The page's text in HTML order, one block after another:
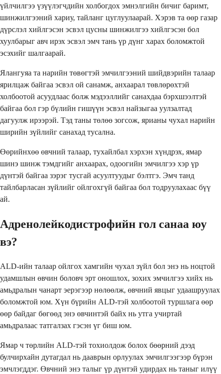
үйлчилгээ үзүүлэгчдийн холбогдох эмнэлгийн бичиг баримт,
шинжилгээний хариу, тайланг цуглуулаарай. Хэрэв та өөр газар
дүрслэл хийлгэсэн эсвэл цусны шинжилгээ хийлгэсэн бол
хуулбарыг авч ирэх эсвэл эмч тань үр дүнг харах боломжтой
эсэхийг шалгаарай.
Ялангуяа та нарийн төвөгтэй эмчилгээний шийдвэрийн талаар
ярилцаж байгаа эсвэл ой санамж, анхаарал төвлөрөхтэй
холбоотой асуудлаас болж мэдээллийг санахдаа бэрхшээлтэй
байгаа бол гэр бүлийн гишүүн эсвэл найзыгаа уулзалтад
дагуулж ирээрэй. Тэд таны төлөө зогсож, ярианы чухал нарийн
ширийн зүйлийг санахад тусална.
Өөрийнхөө өвчний талаар, тухайлбал хэрхэн хүндрэх, ямар
шинэ шинж тэмдгийг анхаарах, одоогийн эмчилгээ хэр үр
дүнтэй байгаа зэрэг тусгай асуултуудыг бэлтгэ. Эмч танд
тайлбарласан зүйлийг ойлгохгүй байгаа бол тодруулахаас бүү
ай.
Адренолейкодистрофийн гол санаа юу
вэ?
ALD-ийн талаар ойлгох хамгийн чухал зүйл бол энэ нь ноцтой
удамшлын өвчин боловч эрт оношлох, зохих эмчилгээ хийх нь
амьдралын чанарт эерэгээр нөлөөлж, өвчний явцыг удаашруулах
боломжтой юм. Хүн бүрийн ALD-тэй холбоотой туршлага өөр
өөр байдаг бөгөөд энэ өвчинтэй байх нь утга учиртай
амьдралаас татгалзах гэсэн үг биш юм.
Ямар ч төрлийн ALD-тэй тохиолдож болох бөөрний дээд
булчирхайн дутагдал нь дааврын орлуулах эмчилгээгээр бүрэн
эмчлэгддэг. Өвчний энэ талыг үр дүнтэй удирдах нь таныг илүү